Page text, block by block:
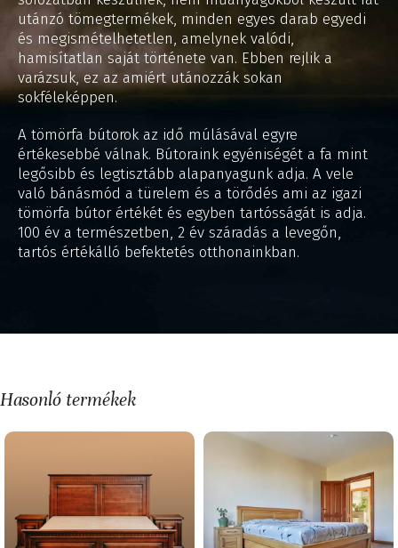
utánzó tömegtermékek, minden egyes darab egyedi
és megismételhetetlen, amelynek valódi,
hamisítatlan saját története van. Ebben rejlik a
varázsuk, ez az amiért utánozzák sokan
sokféleképpen.
A tömörfa bútorok az idő múlásával egyre
értékesebbé válnak. Bútoraink egyéniségét a fa mint
legősibb és legtisztább alapanyagunk adja. A vele
való bánásmód a türelem és a törődés ami az igazi
tömörfa bútor értékét és egyben tartósságát is adja.
100 év a természetben, 2 év száradás a levegőn,
tartós értékálló befektetés otthonainkban.
Hasonló termékek